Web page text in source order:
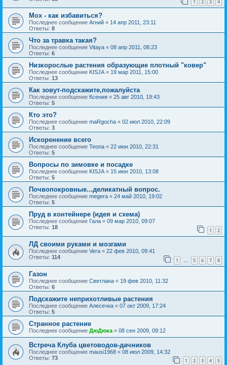
1 2 3 4
Мох - как избавиться?
Последнее сообщение Агний « 14 апр 2011, 23:11
Ответы: 8
Что за травка такая?
Последнее сообщение Vitaya « 08 апр 2011, 08:23
Ответы: 6
Низкорослые растения образующие плотный "ковер"
Последнее сообщение KISJA « 19 мар 2011, 15:00
Ответы: 13
Как зовут-подскажите,пожалуйста
Последнее сообщение Ксения « 25 авг 2010, 19:43
Ответы: 5
Кто это?
Последнее сообщение maRgocha « 02 июл 2010, 22:09
Ответы: 3
Искоренение всего
Последнее сообщение Teona « 22 июн 2010, 22:31
Ответы: 5
Вопросы по зимовке и посадке
Последнее сообщение KISJA « 15 июн 2010, 13:08
Ответы: 5
Почвопокровные...деликатный вопрос.
Последнее сообщение megera « 24 май 2010, 19:02
Ответы: 5
Пруд в контейнере (идея и схема)
Последнее сообщение Гала « 09 мар 2010, 09:07
Ответы: 18 1 2
ЛД своими руками и мозгами
Последнее сообщение Vera « 22 фев 2010, 09:41
Ответы: 114 1 … 5 6 7 8
Газон
Последнее сообщение Светлана « 19 фев 2010, 11:32
Ответы: 6
Подскажите неприхотливые растения
Последнее сообщение Алесечка « 07 окт 2009, 17:24
Ответы: 5
Странное растение
Последнее сообщение ДюДюка « 08 сен 2009, 09:12
Встреча Клуба цветоводов-дачников
Последнее сообщение mausi1968 « 08 июл 2009, 14:32
Ответы: 73 1 2 3 4 5